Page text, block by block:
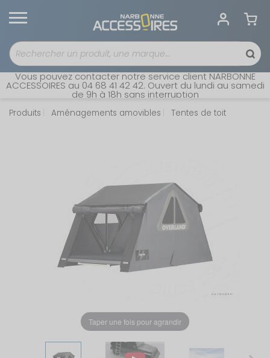
Vous pouvez contacter notre service client NARBONNE
ACCESSOIRES au 04 68 41 42 42. Ouvert du lundi au samedi
de 9h à 18h sans interruption
Produits Aménagements amovibles Tentes de toit
Taper une fois pour agrandir